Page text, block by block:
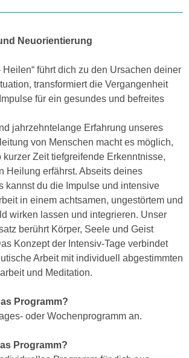
Neuorientierung
Heilen“ führt dich zu den Ursachen deiner
transformiert die Vergangenheit
für ein gesundes und befreites
jahrzehntelange Erfahrung unseres
von Menschen macht es möglich,
Zeit tiefgreifende Erkenntnisse,
Heilung erfährst. Abseits deines
kannst du die Impulse und intensive
in einem achtsamen, ungestörtem und
wirken lassen und integrieren. Unser
berührt Körper, Seele und Geist
Konzept der Intensiv-Tage verbindet
Arbeit mit individuell abgestimmten
und Meditation.
Programm?
oder Wochenprogramm an.
Programm?